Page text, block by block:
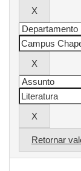
Retornar